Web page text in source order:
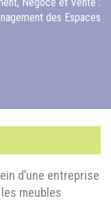
des Espaces
d’une entreprise
meubles